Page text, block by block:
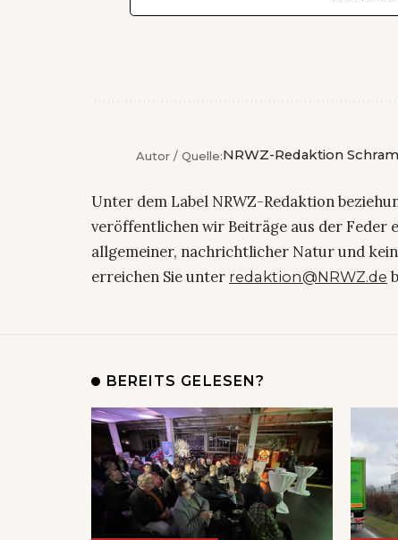
Autor / Quelle:NRWZ-Redaktion
Unter dem Label NRWZ-Redaktion
veröffentlichen wir Beiträge aus der Feder
allgemeiner, nachrichtlicher Natur und
erreichen Sie unter redaktion@NRWZ.de
BEREITS GELESEN?